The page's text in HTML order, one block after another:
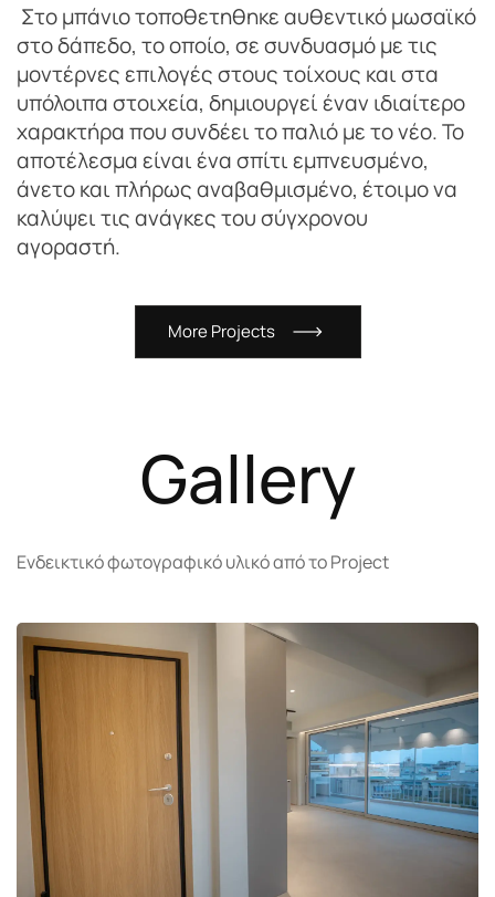
Στο μπάνιοτοποθετηθηκεαυθεντικό μωσαϊκό
στο δάπεδο, το οποίο, σε συνδυασμό με τις
μοντέρνες επιλογές στους τοίχους και στα
υπόλοιπα στοιχεία, δημιουργεί έναν ιδιαίτερο
χαρακτήρα που συνδέει το παλιό με το νέο. Το
αποτέλεσμα είναι ένα σπίτι εμπνευσμένο,
άνετο και πλήρως αναβαθμισμένο, έτοιμο να
καλύψει τις ανάγκες του σύγχρονου
αγοραστή.
More Projects
Gallery
Ενδεικτικό φωτογραφικό υλικό από το Project